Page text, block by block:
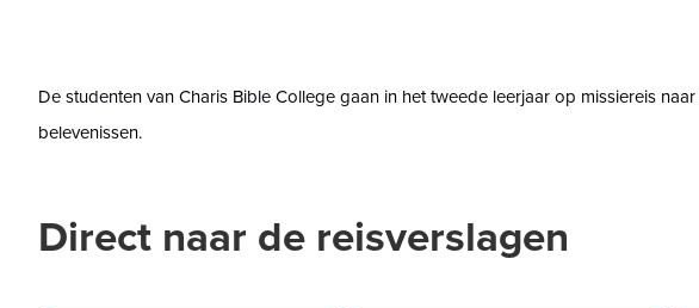
De studenten van Charis Bible College gaan in het tweede leerjaar op missiereis
belevenissen.
Direct naar de reisverslagen